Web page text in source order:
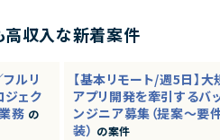
高収入な新着案件
ルリ
ジェク
務 の
【基本リモート/週5日】
アプリ開発を牽引するバ
ンジニア募集（提案～要
装） の案件